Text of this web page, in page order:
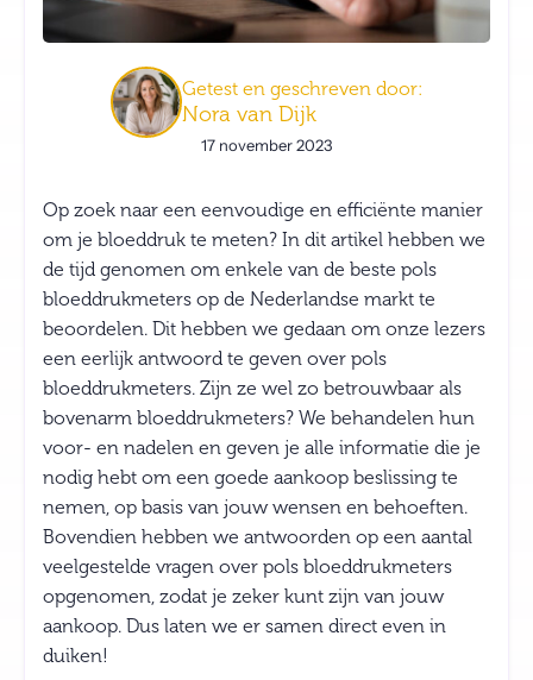
Getest en geschreven door:
Nora van Dijk
17 november 2023
Op zoek naar een eenvoudige en efficiënte manier
om je bloeddruk te meten? In dit artikel hebben we
de tijd genomen om enkele van de beste pols
bloeddrukmeters op de Nederlandse markt te
beoordelen. Dit hebben we gedaan om onze lezers
een eerlijk antwoord te geven over pols
bloeddrukmeters. Zijn ze wel zo betrouwbaar als
bovenarm bloeddrukmeters? We behandelen hun
voor- en nadelen en geven je alle informatie die je
nodig hebt om een goede aankoop beslissing te
nemen, op basis van jouw wensen en behoeften.
Bovendien hebben we antwoorden op een aantal
veelgestelde vragen over pols bloeddrukmeters
opgenomen, zodat je zeker kunt zijn van jouw
aankoop. Dus laten we er samen direct even in
duiken!